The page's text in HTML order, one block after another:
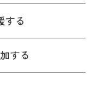
する
する